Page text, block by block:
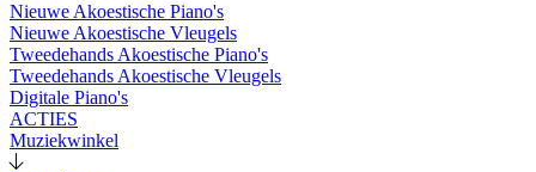
Nieuwe Akoestische Piano's
Nieuwe Akoestische Vleugels
Tweedehands Akoestische Piano's
Tweedehands Akoestische Vleugels
Digitale Piano's
ACTIES
Muziekwinkel